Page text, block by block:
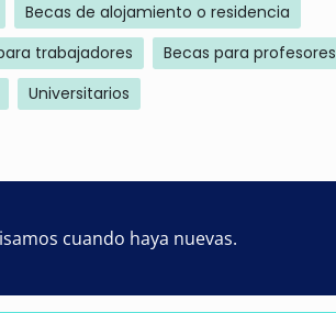
Becas de alojamiento o residencia
trabajadores
Becas para profesores
Universitarios
cuando haya nuevas.